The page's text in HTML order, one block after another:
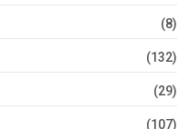
(8)
(132)
(29)
(107)